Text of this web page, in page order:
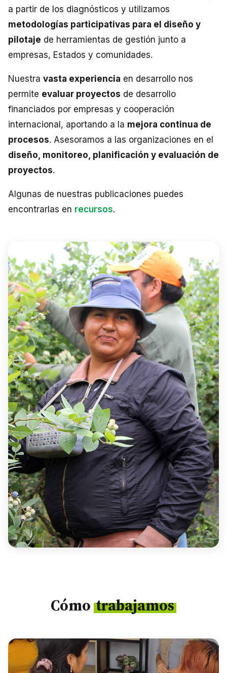
a partir de los diagnósticos y utilizamos
metodologías participativas para el diseño y
pilotaje de herramientas de gestión junto a
empresas, Estados y comunidades.
Nuestra vasta experiencia en desarrollo nos
permite evaluar proyectos de desarrollo
financiados por empresas y cooperación
internacional, aportando a la mejora continua de
procesos. Asesoramos a las organizaciones en el
diseño, monitoreo, planificación y evaluación de
proyectos.
Algunas de nuestras publicaciones puedes
encontrarlas en recursos.
Cómo trabajamos